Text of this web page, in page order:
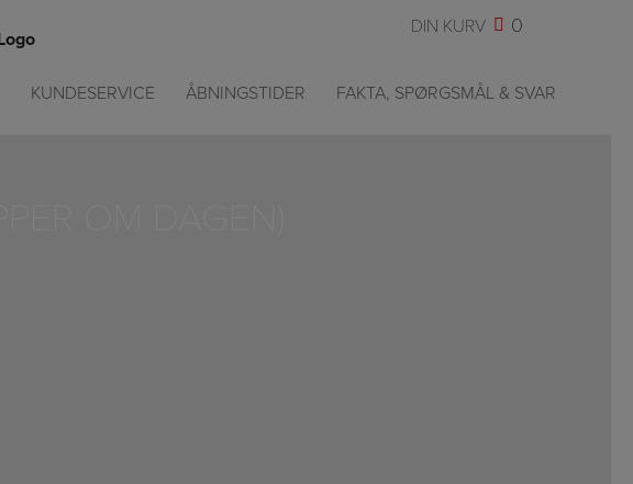
0
KUNDESERVICE ÅBNINGSTIDER FAKTA, SPØRGSMÅL & SVAR